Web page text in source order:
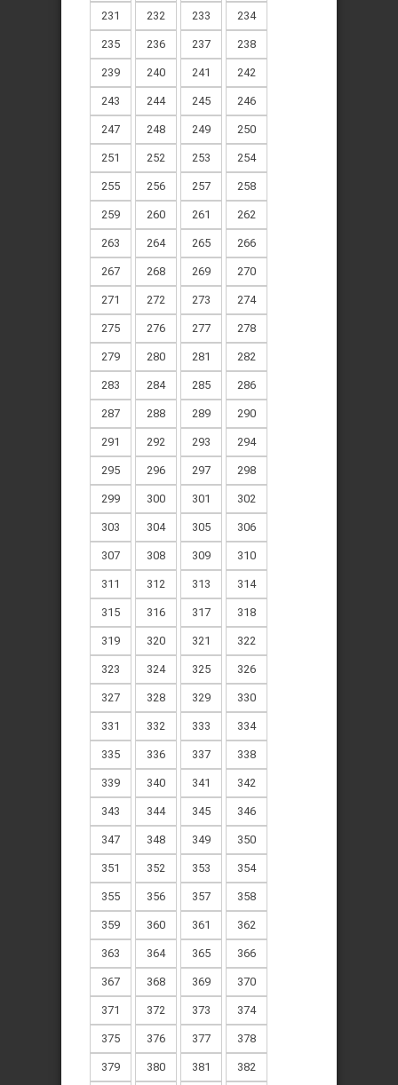
231 232 233 234
235 236 237 238
239 240 241 242
243 244 245 246
247 248 249 250
251 252 253 254
255 256 257 258
259 260 261 262
263 264 265 266
267 268 269 270
271 272 273 274
275 276 277 278
279 280 281 282
283 284 285 286
287 288 289 290
291 292 293 294
295 296 297 298
299 300 301 302
303 304 305 306
307 308 309 310
311 312 313 314
315 316 317 318
319 320 321 322
323 324 325 326
327 328 329 330
331 332 333 334
335 336 337 338
339 340 341 342
343 344 345 346
347 348 349 350
351 352 353 354
355 356 357 358
359 360 361 362
363 364 365 366
367 368 369 370
371 372 373 374
375 376 377 378
379 380 381 382